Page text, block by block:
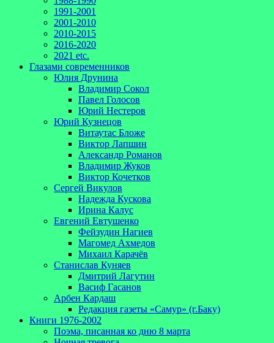
1991-2001
2001-2010
2010-2015
2016-2020
2021 etc.
Глазами современников
Юлия Друнина
Владимир Сокол
Павел Голосов
Юрий Нестеров
Юрий Кузнецов
Витаутас Бложе
Виктор Лапшин
Александр Романов
Владимир Жуков
Виктор Кочетков
Сергей Викулов
Надежда Кускова
Ирина Калус
Евгений Евтушенко
Фейзудин Нагиев
Магомед Ахмедов
Михаил Карачёв
Станислав Куняев
Дмитрий Лагутин
Васиф Гасанов
Арбен Кардаш
Редакция газеты «Самур» (г.Баку)
Книги 1976-2002
Поэма, писанная ко дню 8 марта